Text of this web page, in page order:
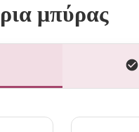
μπύρας